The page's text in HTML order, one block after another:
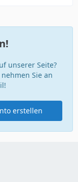
unserer Seite?
Sie an
erstellen